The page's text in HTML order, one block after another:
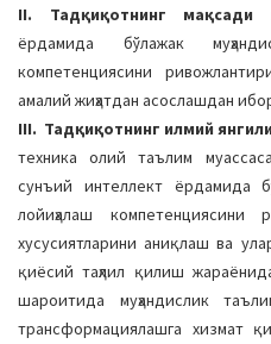
II. Тадқиқотнинг мақсади
ёрдамида бўлажак
компетенциясини
амалий жиҳатдан асослашдан
III. Тадқиқотнинг илмий
техника олий таълим
сунъий интеллект ёрдамида
лойиҳалаш компетенциясини
хусусиятларини аниқлаш ва
қиёсий таҳлил қилиш
шароитида муҳандислик
трансформациялашга хизмат